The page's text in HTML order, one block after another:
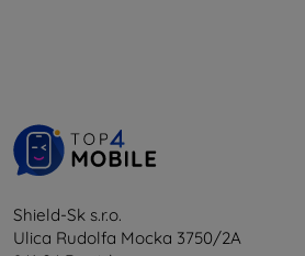
Shield-Sk s.r.o.
Ulica Rudolfa Mocka 3750/2A